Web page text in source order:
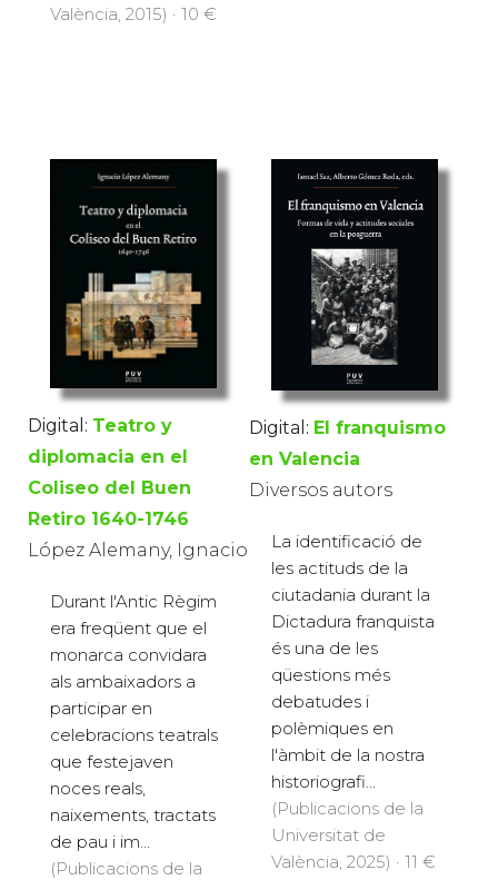
València, 2015) · 10 €
Digital: Teatro y
diplomacia en el
Coliseo del Buen
Retiro 1640-1746
López Alemany, Ignacio
Durant l'Antic Règim
era freqüent que el
monarca convidara
als ambaixadors a
participar en
celebracions teatrals
que festejaven
noces reals,
naixements, tractats
de pau i im...
(Publicacions de la
Digital: El franquismo
en Valencia
Diversos autors
La identificació de
les actituds de la
ciutadania durant la
Dictadura franquista
és una de les
qüestions més
debatudes i
polèmiques en
l'àmbit de la nostra
historiografi...
(Publicacions de la
Universitat de
València, 2025) · 11 €